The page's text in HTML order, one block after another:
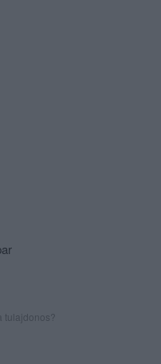
tulajdonos?